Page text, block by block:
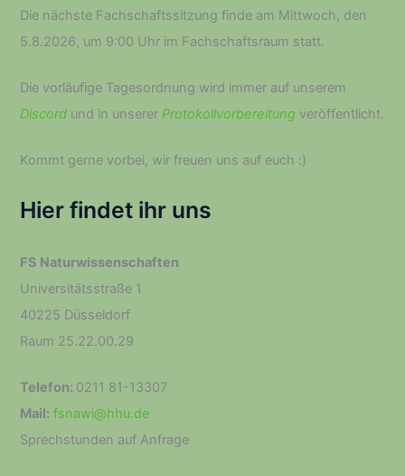
Die nächste Fachschaftssitzung finde am Mittwoch, den
5.8.2026, um 9:00 Uhr im Fachschaftsraum statt.
Die vorläufige Tagesordnung wird immer auf unserem
Discord und in unsererProtokollvorbereitung veröffentlicht.
Kommt gerne vorbei, wir freuen uns auf euch :­)
Hier findet ihr uns
FS Naturwissenschaften
Universitätsstraße 1
40225 Düsseldorf
Raum 25.22.00.29
Telefon: 0211 81-13307
Mail: fsnawi@hhu.de
Sprechstunden auf Anfrage